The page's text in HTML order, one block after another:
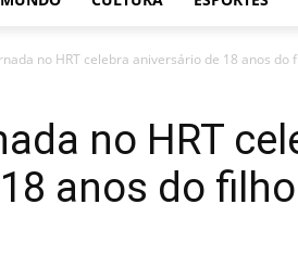
no HRT celebra aniversário de 18 anos do
no HRT
anos do